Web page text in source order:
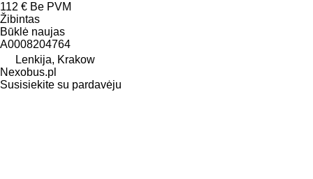
112 € Be PVM
Žibintas
Būklė naujas
A0008204764
Lenkija, Krakow
Nexobus.pl
Susisiekite su pardavėju